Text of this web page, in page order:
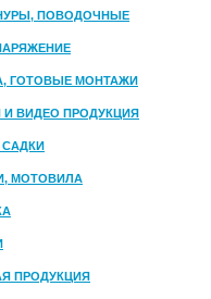
ПОВОДОЧНЫЕ
ГОТОВЫЕ МОНТАЖИ
И ВИДЕО ПРОДУКЦИЯ
МОТОВИЛА
ПРОДУКЦИЯ